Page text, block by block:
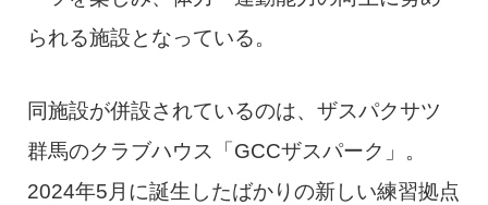
られる施設となっている。
同施設が併設されているのは、ザスパクサツ
群馬のクラブハウス「GCCザスパーク」。
2024年5月に誕生したばかりの新しい練習拠点